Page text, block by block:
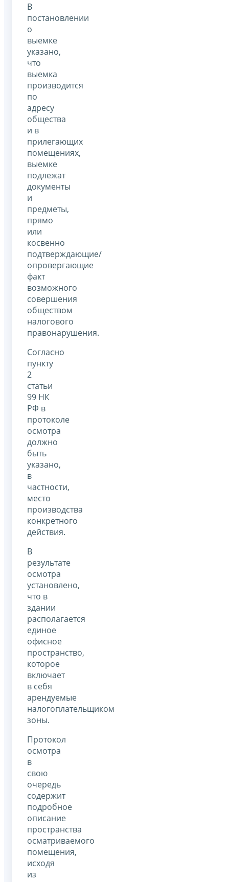
В
постановлении
о
выемке
указано,
что
выемка
производится
по
адресу
общества
и в
прилегающих
помещениях,
выемке
подлежат
документы
и
предметы,
прямо
или
косвенно
подтверждающие/
опровергающие
факт
возможного
совершения
обществом
налогового
правонарушения.
Согласно
пункту
2
статьи
99 НК
РФ в
протоколе
осмотра
должно
быть
указано,
в
частности,
место
производства
конкретного
действия.
В
результате
осмотра
установлено,
что в
здании
располагается
единое
офисное
пространство,
которое
включает
в себя
арендуемые
налогоплательщиком
зоны.
Протокол
осмотра
в
свою
очередь
содержит
подробное
описание
пространства
осматриваемого
помещения,
исходя
из